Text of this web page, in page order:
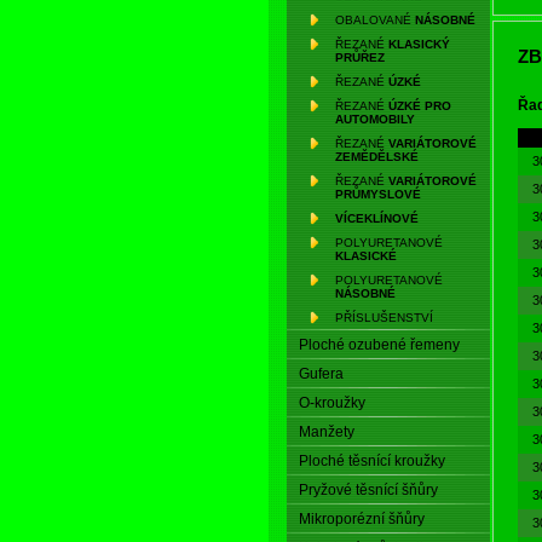
OBALOVANÉ NÁSOBNÉ
ŘEZANÉ KLASICKÝ
PRŮŘEZ
ŘEZANÉ ÚZKÉ
ŘEZANÉ ÚZKÉ PRO
AUTOMOBILY
ŘEZANÉ VARIÁTOROVÉ
ZEMĚDĚLSKÉ
ŘEZANÉ VARIÁTOROVÉ
PRŮMYSLOVÉ
VÍCEKLÍNOVÉ
POLYURETANOVÉ
KLASICKÉ
POLYURETANOVÉ
NÁSOBNÉ
PŘÍSLUŠENSTVÍ
Ploché ozubené řemeny
Gufera
O-kroužky
Manžety
Ploché těsnící kroužky
Pryžové těsnící šňůry
Mikroporézní šňůry
v